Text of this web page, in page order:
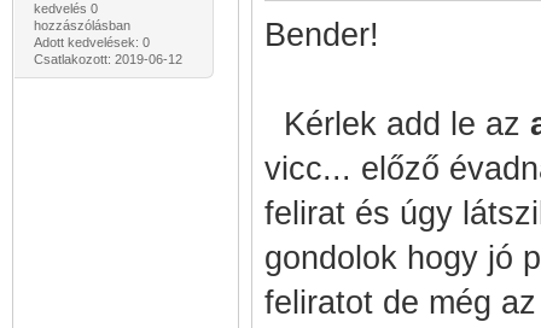
kedvelés 0
hozzászólásban
Adott kedvelések: 0
Csatlakozott: 2019-06-12
Bender!
Kérlek add le az
vicc... előző
felirat és úgy
gondolok hogy jó
feliratot de még